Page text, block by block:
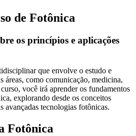
de Fotônica
os princípios e aplicações
que envolve o estudo e
áreas, como comunicação, medicina,
você irá aprender os fundamentos
explorando desde os conceitos
avançadas tecnologias fotônicas.
Fotônica